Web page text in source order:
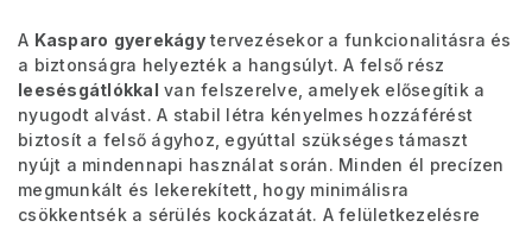
A Kasparo gyerekágytervezésekor a funkcionalitásra és
a biztonságra helyezték a hangsúlyt. A felső rész
leesésgátlókkal van felszerelve, amelyek elősegítik a
nyugodt alvást. A stabil létra kényelmes hozzáférést
biztosít a felső ágyhoz, egyúttal szükséges támaszt
nyújt a mindennapi használat során. Minden él precízen
megmunkált és lekerekített, hogy minimálisra
csökkentsék a sérülés kockázatát. A felületkezelésre